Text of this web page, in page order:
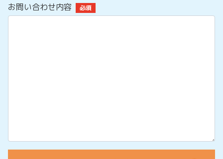
お問い合わせ内容 必須